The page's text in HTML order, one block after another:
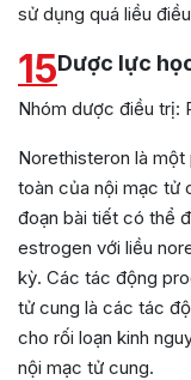
sử dụng quá liều
15Dược lực
Nhóm dược điều trị:
Norethisteron là
toàn của nội mạc tử
đoạn bài tiết có thể
estrogen với liều
kỳ. Các tác động
tử cung là các tác
cho rối loạn kinh
nội mạc tử cung.